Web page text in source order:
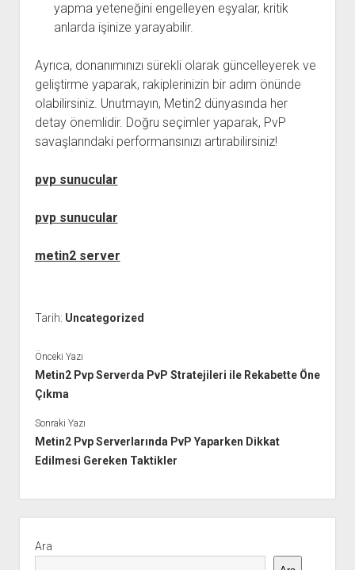
yapma yeteneğini engelleyen eşyalar, kritik
anlarda işinize yarayabilir.
Ayrıca, donanımınızı sürekli olarak güncelleyerek ve
geliştirme yaparak, rakiplerinizin bir adım önünde
olabilirsiniz. Unutmayın, Metin2 dünyasında her
detay önemlidir. Doğru seçimler yaparak, PvP
savaşlarındaki performansınızı artırabilirsiniz!
pvp sunucular
pvp sunucular
metin2 server
Tarih: Uncategorized
Önceki Yazı
Metin2 Pvp Serverda PvP Stratejileri ile Rekabette Öne
Çıkma
Sonraki Yazı
Metin2 Pvp Serverlarında PvP Yaparken Dikkat
Edilmesi Gereken Taktikler
Menü
Ara